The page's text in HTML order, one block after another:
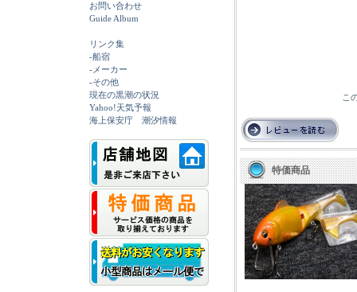
お問い合わせ
Guide Album
リンク集
-船宿
-メーカー
-その他
現在の黒潮の状況
Yahoo!天気予報
海上保安庁 潮汐情報
こ
特価商品